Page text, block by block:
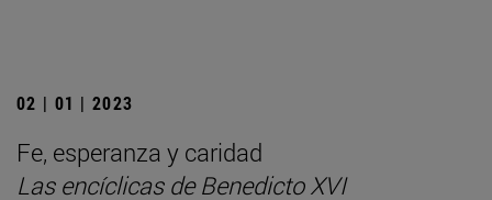
02 | 01 | 2023
Fe, esperanza y caridad
Las encíclicas de Benedicto XVI